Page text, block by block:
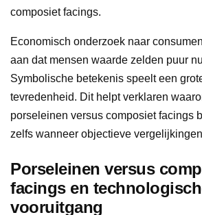
composiet facings.
Economisch onderzoek naar
aan dat mensen waarde zelden puur
Symbolische betekenis speelt een
tevredenheid. Dit helpt verklaren
porseleinen versus composiet facings
zelfs wanneer objectieve
Porseleinen versus
facings en
vooruitgang